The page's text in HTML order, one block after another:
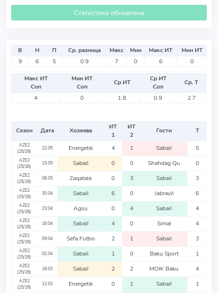
Статистика обновлена
В Н П Ср. разница Макс Мин Макс ИТ
Мин ИТ
9
6 5 0.9 7 0 6 0
Макс ИТ
Соп
Мин ИТ
Соп
Ср ИТ
Ср ИТ
Соп
Ср. Т
4
0 1.8 0.9 2.7
Сезон Дата Хозяева
ИТ
1
ИТ
2
Гости Т
AZE2
(25/26)
22.05 Energetik 4 1 Sabail 5
AZE2
(25/26)
15.05 Sabail 0 0 Shahdag Qu 0
AZE2
(25/26)
06.05 Zaqatala 0 3 Sabail 3
AZE2
(25/26)
30.04 Sabail 6 0 Jabrayil 6
AZE2
(25/26)
23.04 Agsu 0 4 Sabail 4
AZE2
(25/26)
16.04 Sabail 4 0 Simal 4
AZE2
(25/26)
09.04 Sefa Futbo 2 1 Sabail 3
AZE2
(25/26)
02.04 Sabail 1 0 Baku Sport 1
AZE2
(25/26)
18.03 Sabail 2 2 MOIK Baku 4
AZE2
(25/26)
12.03 Energetik 0 1 Sabail 1